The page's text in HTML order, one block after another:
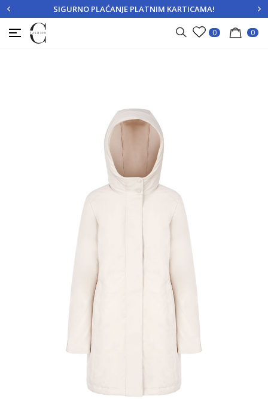
PRIJAVITE SE REGISTRUJTE SE
SIGURNO PLAĆANJE PLATNIM KARTICAMA!
0 0